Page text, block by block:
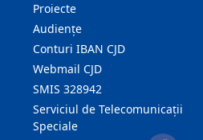
Proiecte
Audienţe
Conturi IBAN CJD
Webmail CJD
SMIS 328942
Serviciul de Telecomunicații
Speciale